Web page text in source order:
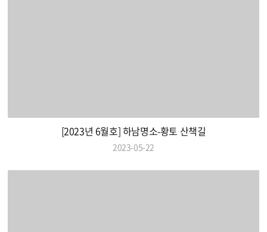
[2023년 6월호] 하남명소-황토 산책길
2023-05-22